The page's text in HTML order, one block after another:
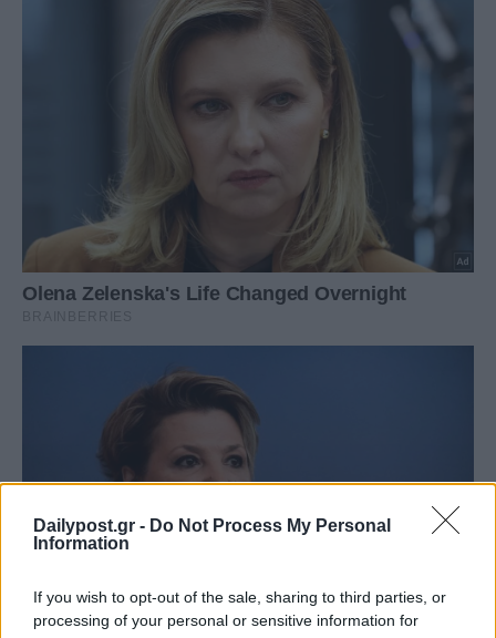
Dailypost.gr - Do Not Process My Personal
Information
If you wish to opt-out of the sale, sharing to third parties, or
processing of your personal or sensitive information for